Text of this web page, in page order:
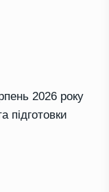
2026 року
підготовки